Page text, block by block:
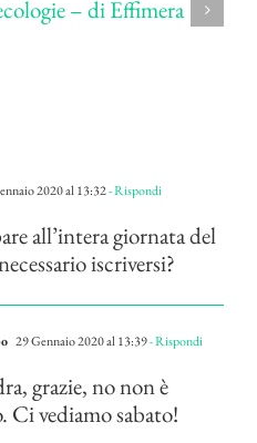
2020 al 13:32- Rispondi
all’intera giornata del
iscriversi?
29 Gennaio 2020 al 13:39- Rispondi
grazie, no non è
Ci vediamo sabato!